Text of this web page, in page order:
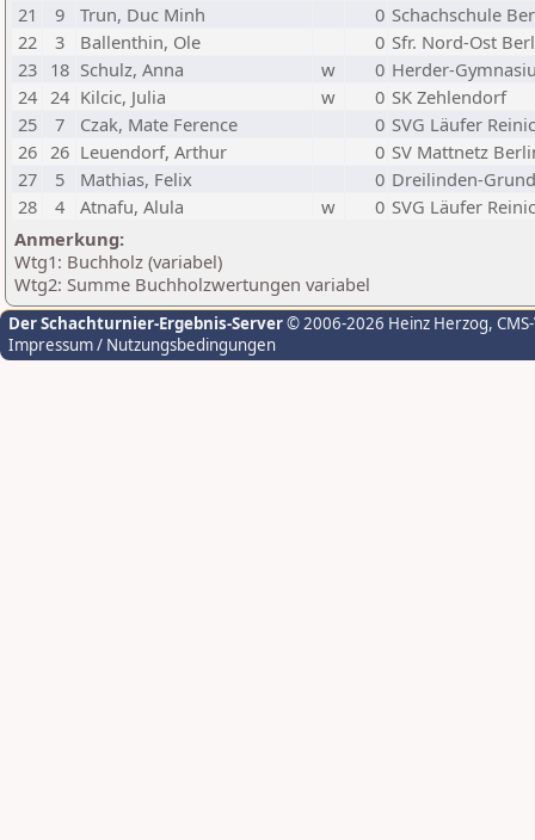
21
9 Trun, Duc Minh 0 Schachschule
22
3 Ballenthin, Ole 0 Sfr. Nord-Ost
23 18 Schulz, Anna w 0 Herder-
24 24 Kilcic, Julia w 0 SK Zehlendorf
25
7 Czak, Mate Ference 0 SVG Läufer
26 26 Leuendorf, Arthur 0 SV Mattnetz
27
5 Mathias, Felix 0 Dreilinden-
28
4 Atnafu, Alula w 0 SVG Läufer
Anmerkung:
Wtg1: Buchholz (variabel)
Wtg2: Summe Buchholzwertungen variabel
Der Schachturnier-Ergebnis-Server© 2006-2026 Heinz Herzog,
Impressum / Nutzungsbedingungen